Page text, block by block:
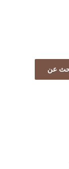
عن